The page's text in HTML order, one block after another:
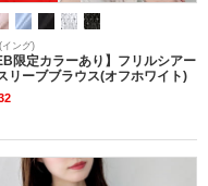
イング)
限定カラーあり】フリルシアー
リーブブラウス(オフホワイト)